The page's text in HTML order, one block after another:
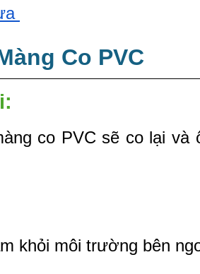
Co PVC
co PVC sẽ co lại
khỏi môi trường bên